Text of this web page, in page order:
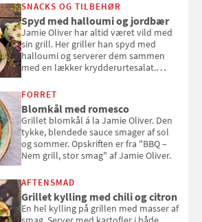
SNACKS OG TILBEHØR
Spyd med halloumi og jordbær
Jamie Oliver har altid været vild med
sin grill. Her griller han spyd med
halloumi og serverer dem sammen
med en lækker krydderurtesalat.
smag" af Jamie Oliver.
FORRET
Blomkål med romesco
Grillet blomkål á la Jamie Oliver. Den
tykke, blendede sauce smager af sol
og sommer. Opskriften er fra "BBQ –
Nem grill, stor smag" af Jamie Oliver.
AFTENSMAD
Grillet kylling med chili og citron
En hel kylling på grillen med masser af